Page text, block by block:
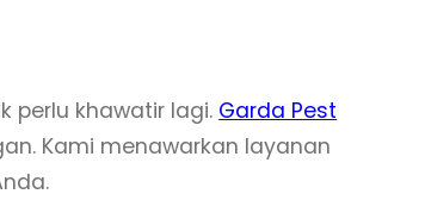
perlu khawatir lagi. Garda Pest
Kami menawarkan layanan